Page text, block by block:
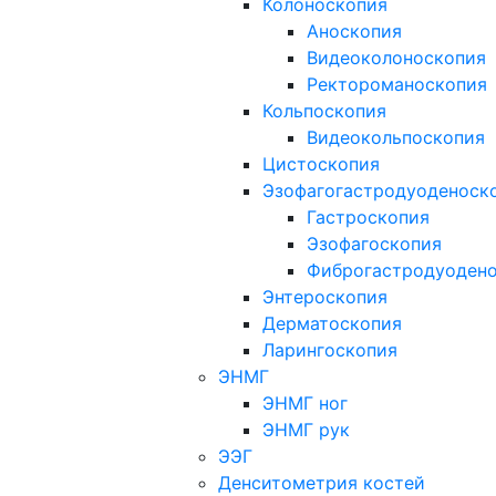
Колоноскопия
Аноскопия
Видеоколоноскопия
Ректороманоскопия
Кольпоскопия
Видеокольпоскопия
Цистоскопия
Гастроскопия
Эзофагоскопия
Энтероскопия
Дерматоскопия
Ларингоскопия
ЭНМГ
ЭНМГ ног
ЭНМГ рук
ЭЭГ
Денситометрия костей